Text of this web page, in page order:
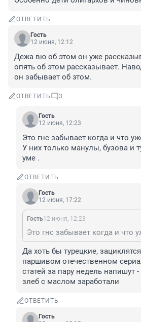
ОТВЕТИТЬ
Гость
12 июня, 12:12
Дежа вю об этом он уже
опять об этом рассказывает.
он забывает об этом.
ОТВЕТИТЬ 3
Гость
12 июня, 12:23
Это гнс забывает когда и что
У них только манулы, бузова и
уме .
ОТВЕТИТЬ
Гость
12 июня, 17:22
Гость12 июня, 12:23
Да хоть бы турецкие,
паршивом отечественном
статей за пару недель напишут
злеб с маслом заработали
ОТВЕТИТЬ
Гость